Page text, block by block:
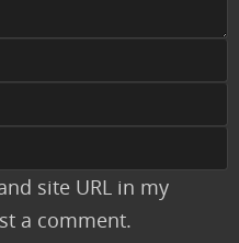
site URL in my
a comment.